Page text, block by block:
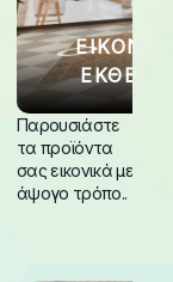
Παρουσιάστε
τα προϊόντα
σας εικονικά με
άψογο τρόπο..